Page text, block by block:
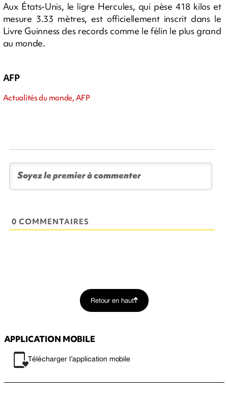
Aux États-Unis, le ligre Hercules, qui pèse 418 kilos et
mesure 3.33 mètres, est officiellement inscrit dans le
Livre Guinness des records comme le félin le plus grand
au monde.
AFP
Actualités du monde, AFP
0 COMMENTAIRES
Retour en haut
APPLICATION MOBILE
Télécharger l’application mobile